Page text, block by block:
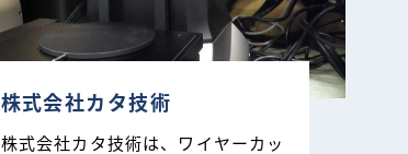
株式会社カタ技術
株式会社カタ技術は、ワイヤーカッ